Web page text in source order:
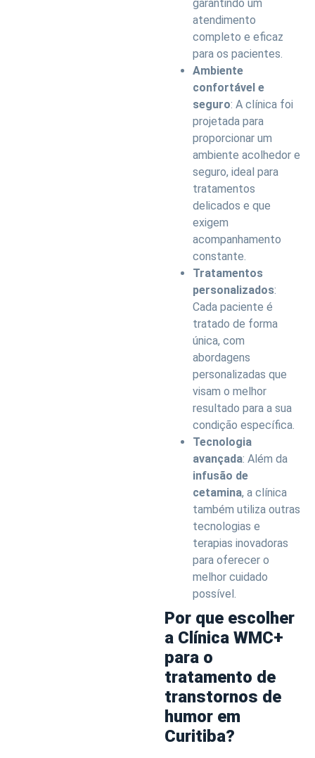
garantindo um
atendimento
completo e eficaz
para os pacientes.
Ambiente
confortável e
seguro: A clínica foi
projetada para
proporcionar um
ambiente acolhedor e
seguro, ideal para
tratamentos
delicados e que
exigem
acompanhamento
constante.
Tratamentos
personalizados:
Cada paciente é
tratado de forma
única, com
abordagens
personalizadas que
visam o melhor
resultado para a sua
condição específica.
Tecnologia
avançada: Além da
infusão de
cetamina, a clínica
também utiliza outras
tecnologias e
terapias inovadoras
para oferecer o
melhor cuidado
possível.
Por que escolher
a Clínica WMC+
para o
tratamento de
transtornos de
humor em
Curitiba?